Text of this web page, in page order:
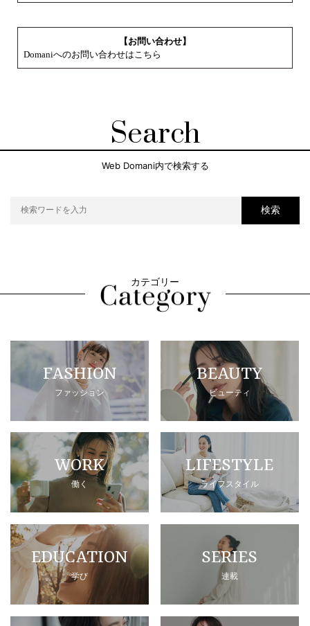
【お問い合わせ】
Domaniへのお問い合わせはこちら
Search
Web Domani内で検索する
検索
カテゴリー
FASHION
ファッション
BEAUTY
ビューティ
WORK
働く
LIFESTYLE
ライフスタイル
EDUCATION
学び
SERIES
連載